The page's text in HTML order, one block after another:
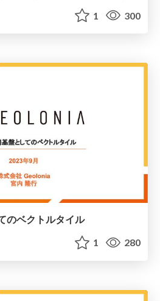
1 300
のベクトルタイル
1 280